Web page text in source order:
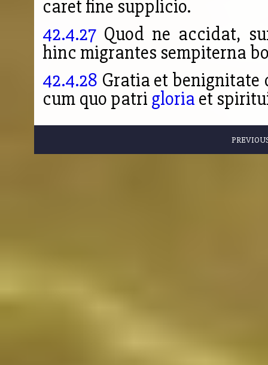
caret fine supplicio.
42.4.27Quod ne accidat,
hinc migrantes sempiterna
42.4.28 Gratia et benignitate
cum quo patri gloria et